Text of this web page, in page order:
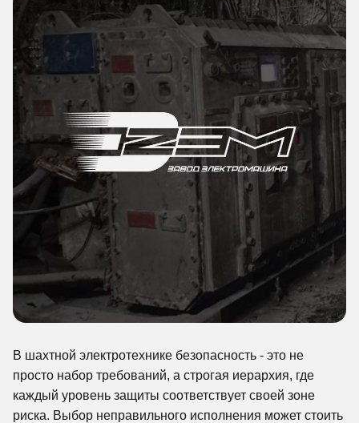
Карьера
Следуйте за нами:
В шахтной электротехнике безопасность - это не
просто набор требований, а строгая иерархия, где
каждый уровень защиты соответствует своей зоне
риска. Выбор неправильного исполнения может стоить